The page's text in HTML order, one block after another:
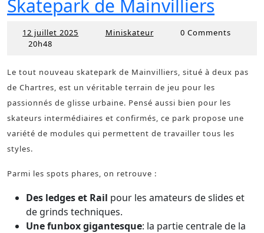
Skatepark de Mainvilliers
12 juillet 2025 Miniskateur Miniskateur
0 Comments
20h48
Le tout nouveau skatepark de Mainvilliers, situé à deux pas
de Chartres, est un véritable terrain de jeu pour les
passionnés de glisse urbaine. Pensé aussi bien pour les
skateurs intermédiaires et confirmés, ce park propose une
variété de modules qui permettent de travailler tous les
styles.
Parmi les spots phares, on retrouve :
Des ledges et Rail pour les amateurs de slides et
de grinds techniques.
Une funbox gigantesque: la partie centrale de la